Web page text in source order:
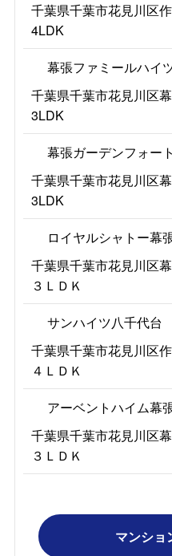
千葉県千葉市花見川区
4LDK
幕張ファミールハイ
千葉県千葉市花見川区
3LDK
幕張ガーデンフォート
千葉県千葉市花見川区
3LDK
ロイヤルシャトー幕
千葉県千葉市花見川区
３ＬＤＫ
サンハイツ八千代台
千葉県千葉市花見川区
４ＬＤＫ
アーベントハイム幕
千葉県千葉市花見川区
３ＬＤＫ
マンショ